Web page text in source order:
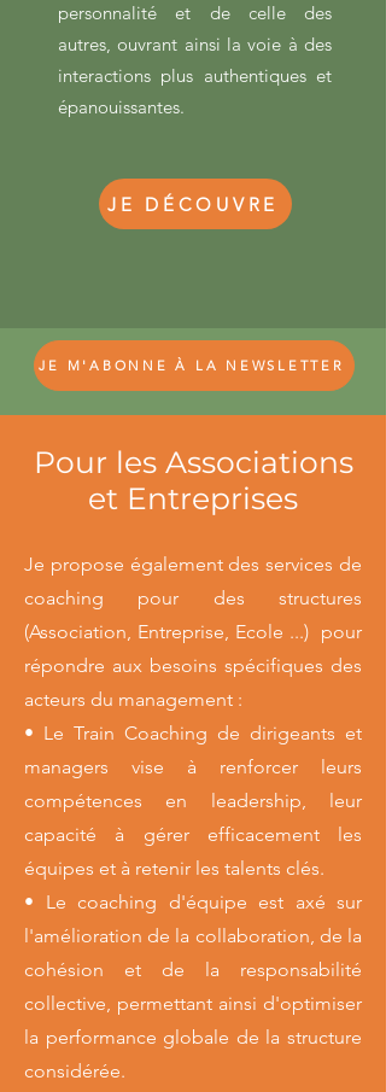
personnalité et de celle des
autres, ouvrant ainsi la voie à des
interactions plus authentiques et
épanouissantes.
JE DÉCOUVRE
JE M'ABONNE À LA NEWSLETTER
Pour les Associations
et Entreprises
Je propose également des services de
coaching pour des structures
(Association, Entreprise, Ecole ...) pour
répondre aux besoins spécifiques des
acteurs du management :
• Le Train Coaching de dirigeants et
managers vise à renforcer leurs
compétences en leadership, leur
capacité à gérer efficacement les
équipes et à retenir les talents clés.
• Le coaching d'équipe est axé sur
l'amélioration de la collaboration, de la
cohésion et de la responsabilité
collective, permettant ainsi d'optimiser
la performance globale de la structure
considérée.